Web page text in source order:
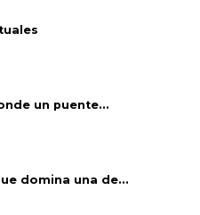
un puente...
domina una de...